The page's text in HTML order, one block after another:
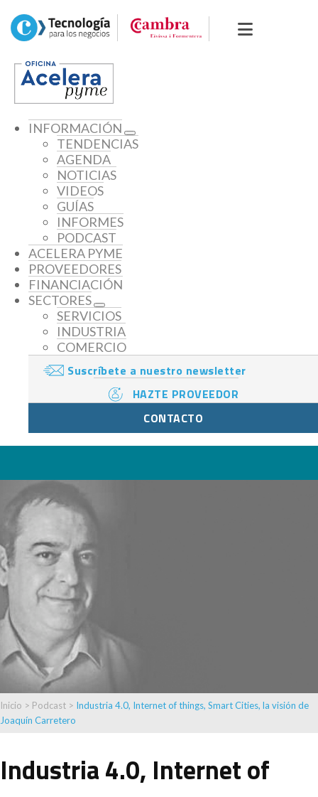
INFORMACIÓN
TENDENCIAS
AGENDA
NOTICIAS
VIDEOS
GUÍAS
INFORMES
PODCAST
ACELERA PYME
PROVEEDORES
FINANCIACIÓN
SECTORES
SERVICIOS
INDUSTRIA
COMERCIO
Suscríbete a nuestro newsletter
HAZTE PROVEEDOR
CONTACTO
Inicio > Podcast > Industria 4.0, Internet of things, Smart Cities, la visión de
Joaquín Carretero
Industria 4.0, Internet of